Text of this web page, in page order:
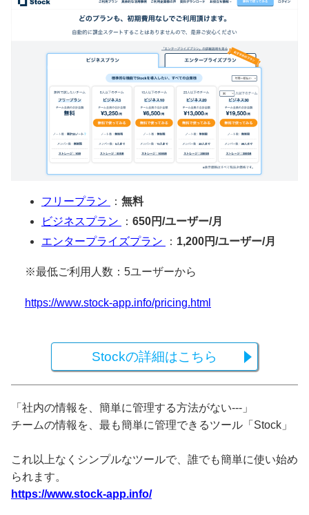
フリープラン ： 無料
ビジネスプラン
： 650円/ユーザー/月
エンタープライズプラン
： 1,200円/ユーザー/月
※最低ご利用人数：5ユーザーから
https://www.stock-app.info/pricing.html
Stockの詳細はこちら
「社内の情報を、簡単に管理する方法がない---」
チームの情報を、最も簡単に管理できるツール「Stock」
これ以上なくシンプルなツールで、誰でも簡単に使い始め
られます。
https://www.stock-app.info/